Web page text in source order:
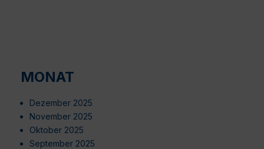
MONAT
Dezember 2025
November 2025
Oktober 2025
September 2025